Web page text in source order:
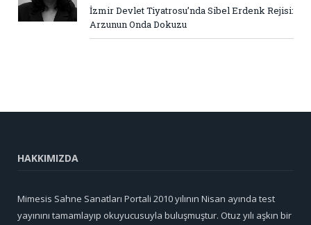
İzmir Devlet Tiyatrosu’nda Sibel Erdenk Rejisi:
Arzunun Onda Dokuzu
HAKKIMIZDA
Mimesis Sahne Sanatları Portali 2010 yılının Nisan ayında test
yayınını tamamlayıp okuyucusuyla buluşmuştur. Otuz yılı aşkın bir